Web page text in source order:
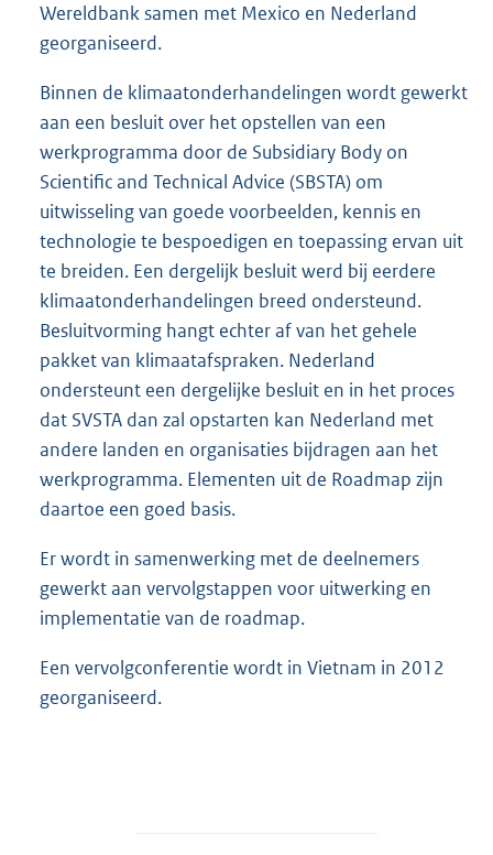
Wereldbank samen met Mexico en Nederland
georganiseerd.
Binnen de klimaatonderhandelingen wordt gewerkt
aan een besluit over het opstellen van een
werkprogramma door de Subsidiary Body on
Scientific and Technical Advice (SBSTA) om
uitwisseling van goede voorbeelden, kennis en
technologie te bespoedigen en toepassing ervan uit
te breiden. Een dergelijk besluit werd bij eerdere
klimaatonderhandelingen breed ondersteund.
Besluitvorming hangt echter af van het gehele
pakket van klimaatafspraken. Nederland
ondersteunt een dergelijke besluit en in het proces
dat SVSTA dan zal opstarten kan Nederland met
andere landen en organisaties bijdragen aan het
werkprogramma. Elementen uit de Roadmap zijn
daartoe een goed basis.
Er wordt in samenwerking met de deelnemers
gewerkt aan vervolgstappen voor uitwerking en
implementatie van de roadmap.
Een vervolgconferentie wordt in Vietnam in 2012
georganiseerd.